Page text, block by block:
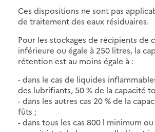
Ces dispositions ne sont pas
de traitement des eaux résiduaires.
Pour les stockages de récipients de
inférieure ou égale à 250 litres, la
rétention est au moins égale à :
- dans le cas de liquides
des lubrifiants, 50 % de la capacité
- dans les autres cas 20 % de la
fûts ;
- dans tous les cas 800 l minimum ou